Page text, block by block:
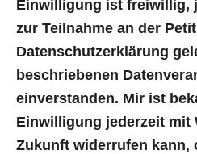
Einwilligung ist freiwillig,
zur Teilnahme an der
Datenschutzerklärung
beschriebenen
einverstanden. Mir ist
Einwilligung jederzeit mit
Zukunft widerrufen kann,